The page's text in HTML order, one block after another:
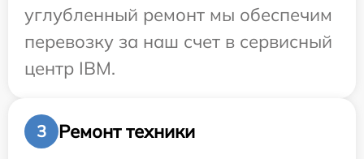
углубленный ремонт мы обеспечим
перевозку за наш счет в сервисный
центр IBM.
3
Ремонт техники